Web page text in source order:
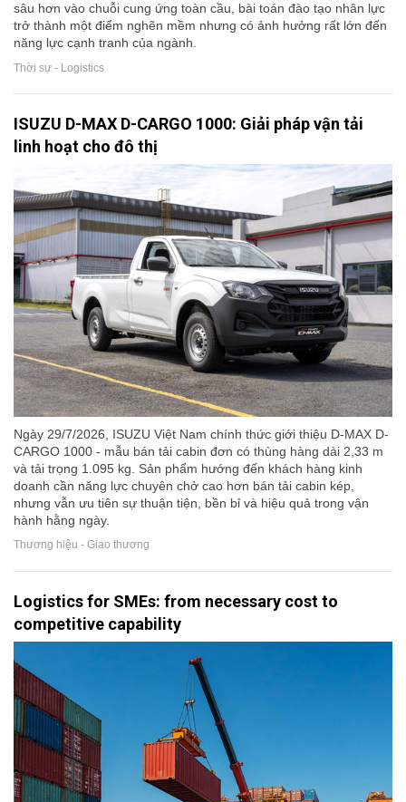
sâu hơn vào chuỗi cung ứng toàn cầu, bài toán đào tạo nhân lực
trở thành một điểm nghẽn mềm nhưng có ảnh hưởng rất lớn đến
năng lực cạnh tranh của ngành.
Thời sự - Logistics
ISUZU D-MAX D-CARGO 1000: Giải pháp vận tải
linh hoạt cho đô thị
Ngày 29/7/2026, ISUZU Việt Nam chính thức giới thiệu D-MAX D-
CARGO 1000 - mẫu bán tải cabin đơn có thùng hàng dài 2,33 m
và tải trọng 1.095 kg. Sản phẩm hướng đến khách hàng kinh
doanh cần năng lực chuyên chở cao hơn bán tải cabin kép,
nhưng vẫn ưu tiên sự thuận tiện, bền bỉ và hiệu quả trong vận
hành hằng ngày.
Thương hiệu - Giao thương
Logistics for SMEs: from necessary cost to
competitive capability